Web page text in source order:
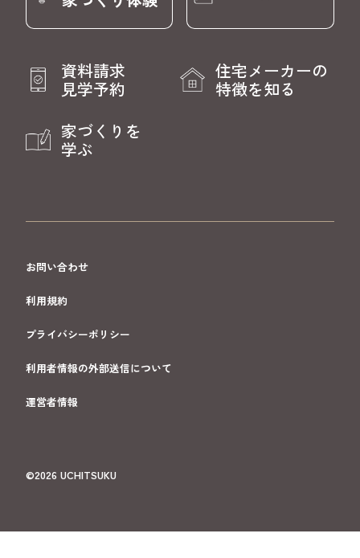
資料請求
見学予約
住宅メーカーの
特徴を知る
家づくりを
学ぶ
お問い合わせ
利用規約
プライバシーポリシー
利用者情報の外部送信について
運営者情報
©2026 UCHITSUKU